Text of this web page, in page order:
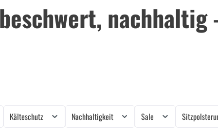
Kälteschutz Nachhaltigkeit Sale